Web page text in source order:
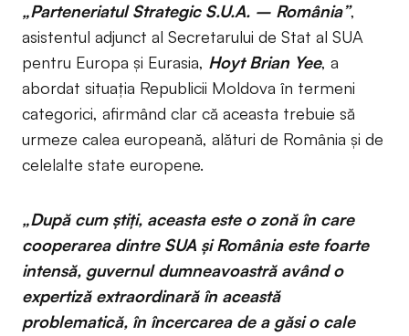
„Parteneriatul Strategic S.U.A. – România”,
asistentul adjunct al Secretarului de Stat al SUA
pentru Europa și Eurasia, Hoyt Brian Yee, a
abordat situația Republicii Moldova în termeni
categorici, afirmând clar că aceasta trebuie să
urmeze calea europeană, alături de România și de
celelalte state europene.
„După cum știți, aceasta este o zonă în care
cooperarea dintre SUA și România este foarte
intensă, guvernul dumneavoastră având o
expertiză extraordinară în această
problematică, în încercarea de a găsi o cale